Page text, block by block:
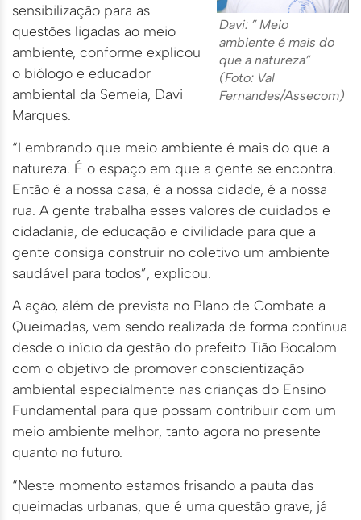
Davi: ” Meio
ambiente é mais do
que a natureza”
(Foto: Val
Fernandes/Assecom)
sensibilização para as
questões ligadas ao meio
ambiente, conforme explicou
o biólogo e educador
ambiental da Semeia, Davi
Marques.
“Lembrando que meio ambiente é mais do que a
natureza. É o espaço em que a gente se encontra.
Então é a nossa casa, é a nossa cidade, é a nossa
rua. A gente trabalha esses valores de cuidados e
cidadania, de educação e civilidade para que a
gente consiga construir no coletivo um ambiente
saudável para todos”, explicou.
A ação, além de prevista no Plano de Combate a
Queimadas, vem sendo realizada de forma contínua
desde o início da gestão do prefeito Tião Bocalom
com o objetivo de promover conscientização
ambiental especialmente nas crianças do Ensino
Fundamental para que possam contribuir com um
meio ambiente melhor, tanto agora no presente
quanto no futuro.
“Neste momento estamos frisando a pauta das
queimadas urbanas, que é uma questão grave, já